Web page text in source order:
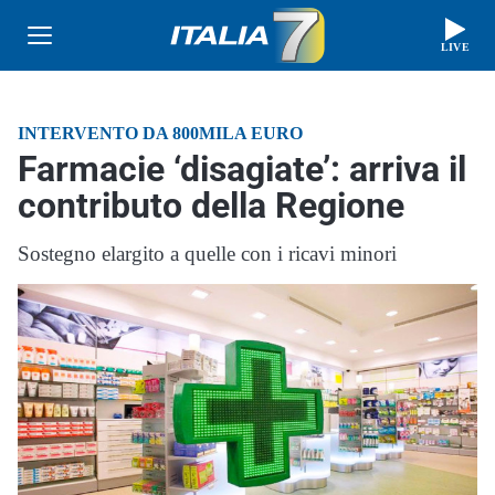
LIVE
INTERVENTO DA 800MILA EURO
Farmacie ‘disagiate’: arriva il
contributo della Regione
Sostegno elargito a quelle con i ricavi minori